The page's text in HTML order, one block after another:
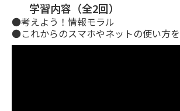
学習内容（全2回）
●考えよう！情報モラル
●これからのスマホやネットの使い方